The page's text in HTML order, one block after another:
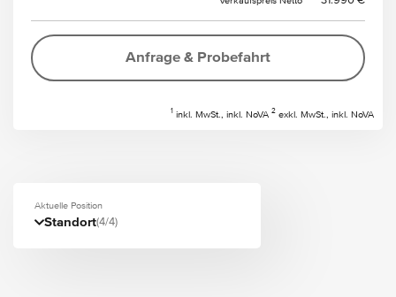
Anfrage & Probefahrt
1 inkl. MwSt., inkl. NoVA 2 exkl. MwSt., inkl. NoVA
Aktuelle Position
Standort(4/4)